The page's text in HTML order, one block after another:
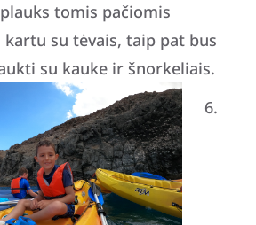
tomis pačiomis
kartu su tėvais, taip pat bus
su kauke ir šnorkeliais.